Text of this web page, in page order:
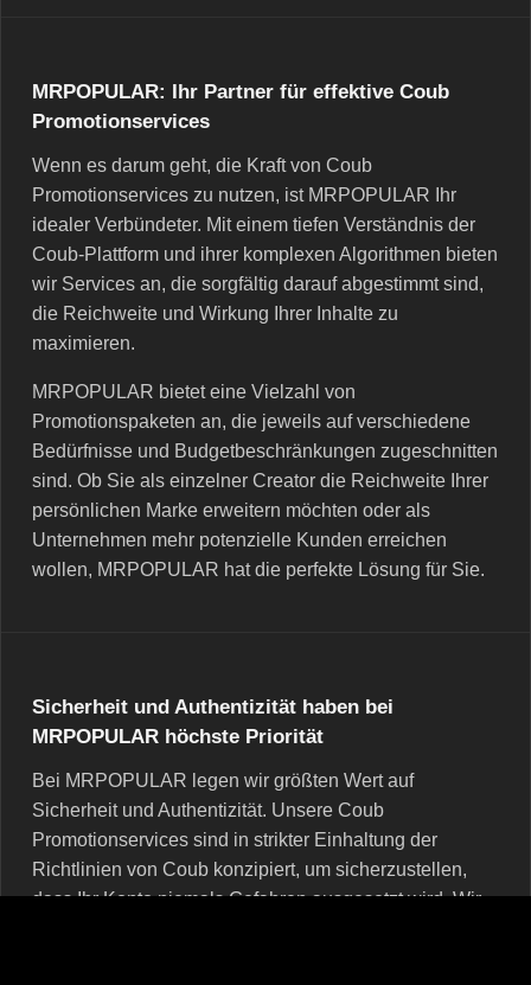
MRPOPULAR: Ihr Partner für effektive Coub
Promotionservices
Wenn es darum geht, die Kraft von Coub
Promotionservices zu nutzen, ist MRPOPULAR Ihr
idealer Verbündeter. Mit einem tiefen Verständnis der
Coub-Plattform und ihrer komplexen Algorithmen bieten
wir Services an, die sorgfältig darauf abgestimmt sind,
die Reichweite und Wirkung Ihrer Inhalte zu
maximieren.
MRPOPULAR bietet eine Vielzahl von
Promotionspaketen an, die jeweils auf verschiedene
Bedürfnisse und Budgetbeschränkungen zugeschnitten
sind. Ob Sie als einzelner Creator die Reichweite Ihrer
persönlichen Marke erweitern möchten oder als
Unternehmen mehr potenzielle Kunden erreichen
wollen, MRPOPULAR hat die perfekte Lösung für Sie.
Sicherheit und Authentizität haben bei
MRPOPULAR höchste Priorität
Bei MRPOPULAR legen wir größten Wert auf
Sicherheit und Authentizität. Unsere Coub
Promotionservices sind in strikter Einhaltung der
Richtlinien von Coub konzipiert, um sicherzustellen,
dass Ihr Konto niemals Gefahren ausgesetzt wird. Wir